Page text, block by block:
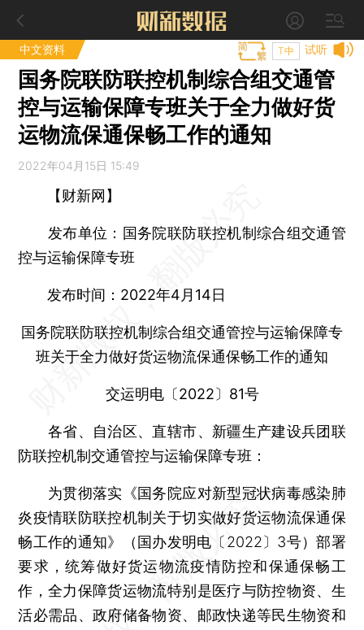
中文资料 试听
T中
国务院联防联控机制综合组交通管
控与运输保障专班关于全力做好货
运物流保通保畅工作的通知
2022年04月15日 15:49
【财新网】
发布单位：国务院联防联控机制综合组交通管
控与运输保障专班
发布时间：2022年4月14日
国务院联防联控机制综合组交通管控与运输保障专
班关于全力做好货运物流保通保畅工作的通知
交运明电〔2022〕81号
各省、自治区、直辖市、新疆生产建设兵团联
防联控机制交通管控与运输保障专班：
为贯彻落实《国务院应对新型冠状病毒感染肺
炎疫情联防联控机制关于切实做好货运物流保通保
畅工作的通知》（国办发明电〔2022〕3号）部署
要求，统筹做好货运物流疫情防控和保通保畅工
作，全力保障货运物流特别是医疗与防控物资、生
活必需品、政府储备物资、邮政快递等民生物资和